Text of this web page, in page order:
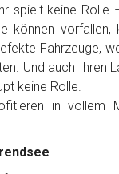
spielt keine Rolle
können
Fahrzeuge,
Und auch Ihren
keine Rolle.
in vollem